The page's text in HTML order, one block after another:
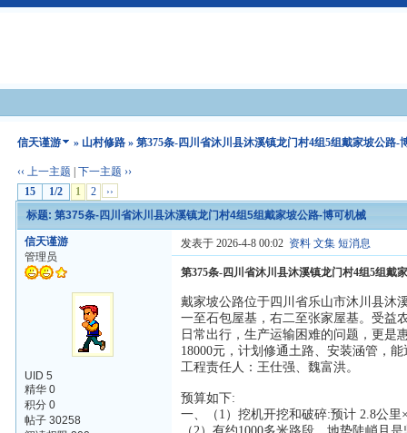
信天谨游 » 山村修路 » 第375条-四川省沐川县沐溪镇龙门村4组5组戴家坡公路-
‹‹ 上一主题 |下一主题 ››
15
1/2 1 2 ››
标题: 第375条-四川省沐川县沐溪镇龙门村4组5组戴家坡公路-博可机械
信天谨游
管理员
UID 5
精华 0
积分 0
帖子 30258
发表于 2026-4-8 00:02 资料 文集 短消息
第375条-四川省沐川县沐溪镇龙门村4组5组戴
戴家坡公路位于四川省乐山市沐川县沐
一至石包屋基，右二至张家屋基。受益
日常出行，生产运输困难的问题，更是
18000元，计划修通土路、安装涵管，
工程责任人：王仕强、魏富洪。
预算如下:
一、（1）挖机开挖和破碎:预计 2.8公